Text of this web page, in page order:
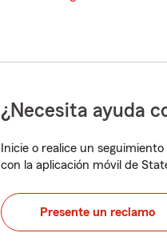
¿Necesita ayuda
Inicie o realice un
con la aplicación móvil de
Presente un reclamo